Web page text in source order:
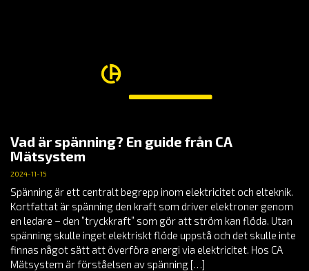
Vad är spänning? En guide från CA
Mätsystem
2024-11-15
Spänning är ett centralt begrepp inom elektricitet och elteknik.
Kortfattat är spänning den kraft som driver elektroner genom
en ledare – den ”tryckkraft” som gör att ström kan flöda. Utan
spänning skulle inget elektriskt flöde uppstå och det skulle inte
finnas något sätt att överföra energi via elektricitet. Hos CA
Mätsystem är förståelsen av spänning […]